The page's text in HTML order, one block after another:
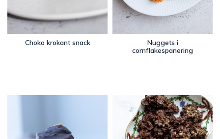
Choko krokant snack
Nuggets i
cornflakespanering